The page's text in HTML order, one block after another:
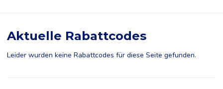
Aktuelle Rabattcodes
Leider wurden keine Rabattcodes für diese Seite gefunden.